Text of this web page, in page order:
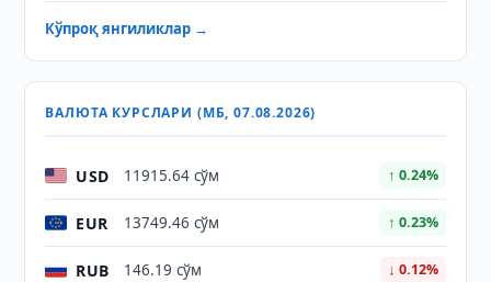
Кўпроқ янгиликлар →
ВАЛЮТА КУРСЛАРИ (МБ, 07.08.2026)
USD 11915.64 сўм ↑ 0.24%
EUR 13749.46 сўм ↑ 0.23%
RUB 146.19 сўм ↓ 0.12%